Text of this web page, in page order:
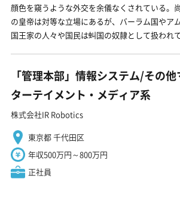
顔色を窺うような外交を余儀なくされている。
の皇帝は対等な立場にあるが、バーラム国やア
国王家の人々や国民は虯国の奴隷として扱われて
「管理本部」情報システム/その
ターテイメント・メディア系
株式会社IR Robotics
東京都 千代田区
年収500万円～800万円
正社員